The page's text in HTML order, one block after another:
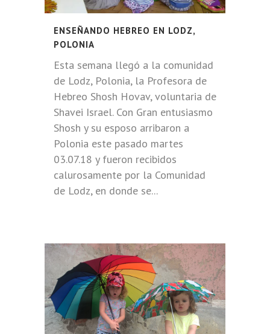
ENSEÑANDO HEBREO EN LODZ,
POLONIA
Esta semana llegó a la comunidad
de Lodz, Polonia, la Profesora de
Hebreo Shosh Hovav, voluntaria de
Shavei Israel. Con Gran entusiasmo
Shosh y su esposo arribaron a
Polonia este pasado martes
03.07.18 y fueron recibidos
calurosamente por la Comunidad
de Lodz, en donde se...